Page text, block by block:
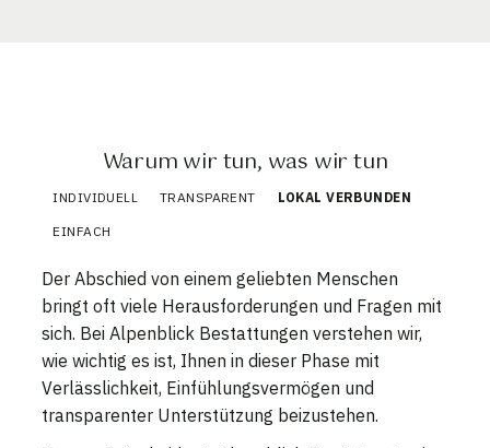
Warum wir tun, was wir tun
INDIVIDUELL TRANSPARENT LOKAL VERBUNDEN
EINFACH
Der Abschied von einem geliebten Menschen
bringt oft viele Herausforderungen und Fragen mit
sich. Bei Alpenblick Bestattungen verstehen wir,
wie wichtig es ist, Ihnen in dieser Phase mit
Verlässlichkeit, Einfühlungsvermögen und
transparenter Unterstützung beizustehen.